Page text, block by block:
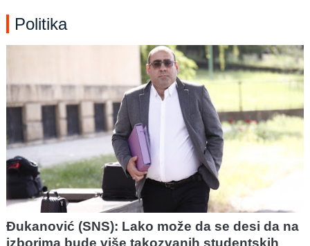
Politika
Đukanović (SNS): Lako može da se desi da na
izborima bude više takozvanih studentskih